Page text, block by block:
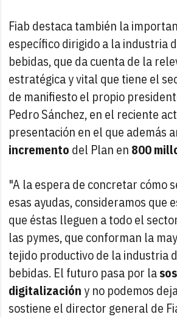
Fiab destaca también la
específico dirigido a la industria
bebidas, que da cuenta de la
estratégica y vital que tiene el
de manifiesto el propio
Pedro Sánchez, en el reciente
presentación en el que además
incremento del Plan en 800
"A la espera de concretar cómo
esas ayudas, consideramos que
que éstas lleguen a todo el
las pymes, que conforman la
tejido productivo de la industria
bebidas. El futuro pasa por la
digitalizacióny no podemos
sostiene el director general de